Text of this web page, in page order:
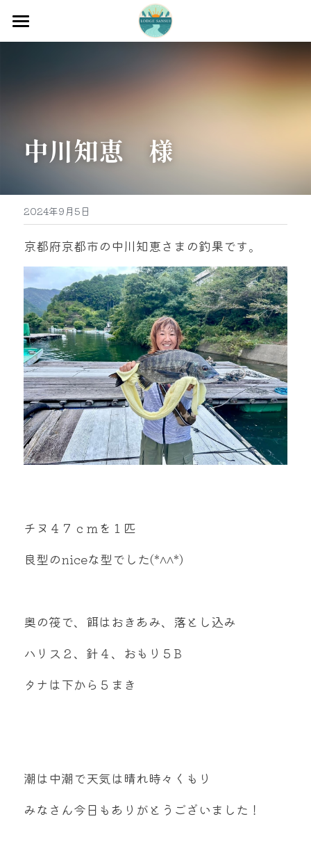
ホーム
牡蠣販売
グッズ販売
駐車場
お問い合わせ
0597-32-0573
mtok0617love@yahoo.co.jp
お問い合わせ
中川知恵　様
2024年9月5日
京都府京都市の中川知恵さまの釣果です。
チヌ４７ｃｍを１匹
良型のniceな型でした(*^^*)
奥の筏で、餌はおきあみ、落とし込み
ハリス２、針４、おもり５B
タナは下から５まき
潮は中潮で天気は晴れ時々くもり
みなさん今日もありがとうございました！